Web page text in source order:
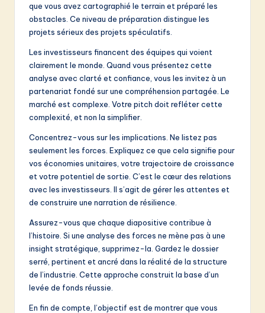
que vous avez cartographié le terrain et préparé les
obstacles. Ce niveau de préparation distingue les
projets sérieux des projets spéculatifs.
Les investisseurs financent des équipes qui voient
clairement le monde. Quand vous présentez cette
analyse avec clarté et confiance, vous les invitez à un
partenariat fondé sur une compréhension partagée. Le
marché est complexe. Votre pitch doit refléter cette
complexité, et non la simplifier.
Concentrez-vous sur les implications. Ne listez pas
seulement les forces. Expliquez ce que cela signifie pour
vos économies unitaires, votre trajectoire de croissance
et votre potentiel de sortie. C’est le cœur des relations
avec les investisseurs. Il s’agit de gérer les attentes et
de construire une narration de résilience.
Assurez-vous que chaque diapositive contribue à
l’histoire. Si une analyse des forces ne mène pas à une
insight stratégique, supprimez-la. Gardez le dossier
serré, pertinent et ancré dans la réalité de la structure
de l’industrie. Cette approche construit la base d’un
levée de fonds réussie.
En fin de compte, l’objectif est de montrer que vous